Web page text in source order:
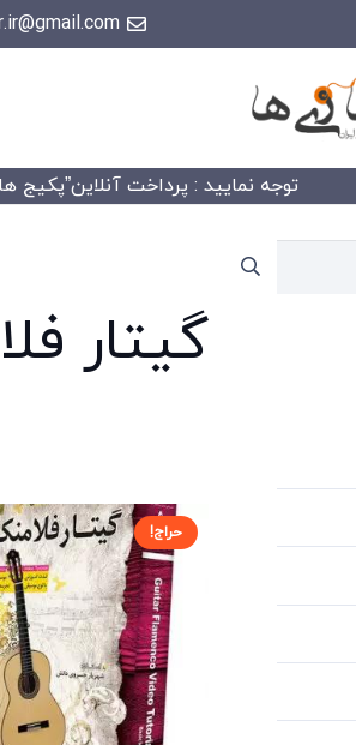
توجه نمایید : پرداخت آنلاین”پکیج های آموزشی”
گیتار
حراج!